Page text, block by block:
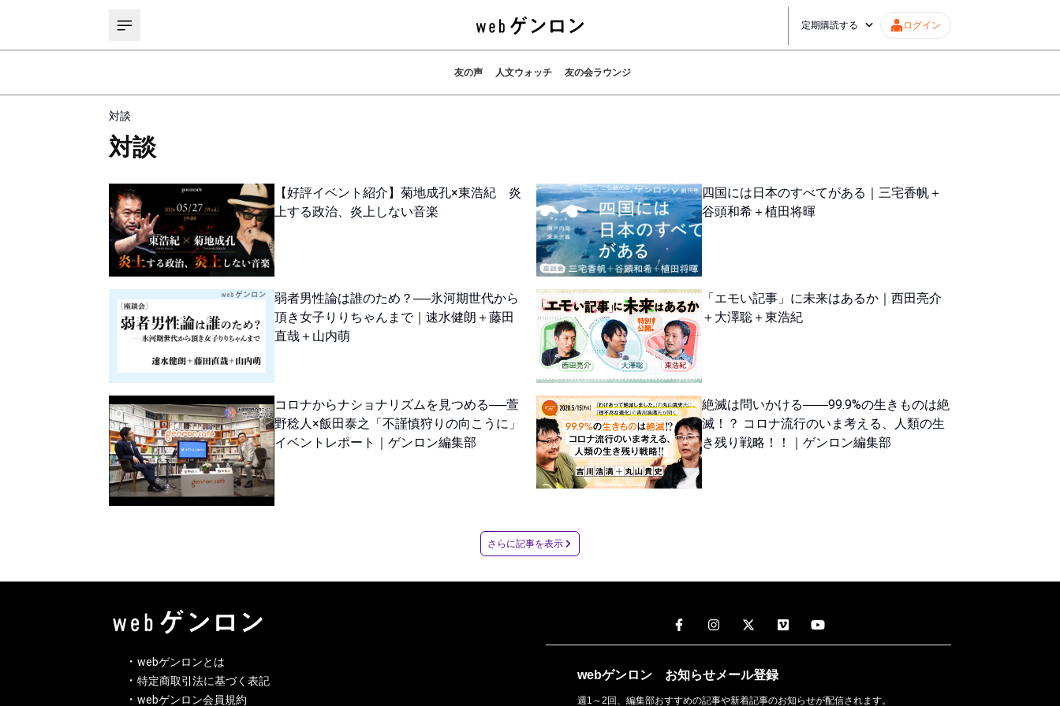
定期購読する ログイン
友の声 人文ウォッチ 友の会ラウンジ
対談
対談
【好評イベント紹介】菊地成孔×東浩紀 炎
上する政治、炎上しない音楽
四国には日本のすべてがある｜三宅香帆＋
谷頭和希＋植田将暉
弱者男性論は誰のため？──氷河期世代から
頂き女子りりちゃんまで｜速水健朗＋藤田
直哉＋山内萌
「エモい記事」に未来はあるか｜西田亮介
＋大澤聡＋東浩紀
コロナからナショナリズムを見つめる──萱
野稔人×飯田泰之「不謹慎狩りの向こうに」
イベントレポート｜ゲンロン編集部
絶滅は問いかける――99.9%の生きものは絶
滅！？ コロナ流行のいま考える、人類の生
き残り戦略！！｜ゲンロン編集部
さらに記事を表示
webゲンロンとは
特定商取引法に基づく表記
webゲンロン会員規約
webゲンロン お知らせメール登録
週1～2回、編集部おすすめの記事や新着記事のお知らせが配信されます。